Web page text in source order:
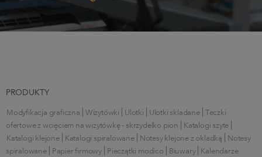
PRODUKTY
Modyfikacja graficzna Wizytówki Ulotki Ulotki składane Teczki
ofertowe z wcięciem na wizytówkę - skrzydełko pion
Katalogi szyte
Katalogi klejone
Katalogi spiralowane Notesy klejone z okładką
Notesy
spiralowane
Papier firmowy Pieczątki modico Biuwary Kalendarze